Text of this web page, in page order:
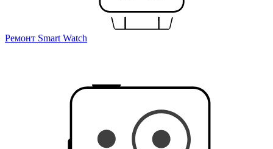
Ремонт Smart Watch